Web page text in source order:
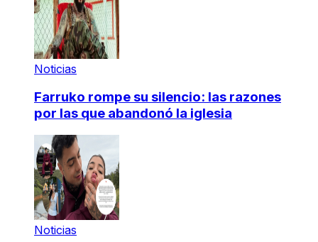
Noticias
Farruko rompe su silencio: las razones
por las que abandonó la iglesia
Noticias